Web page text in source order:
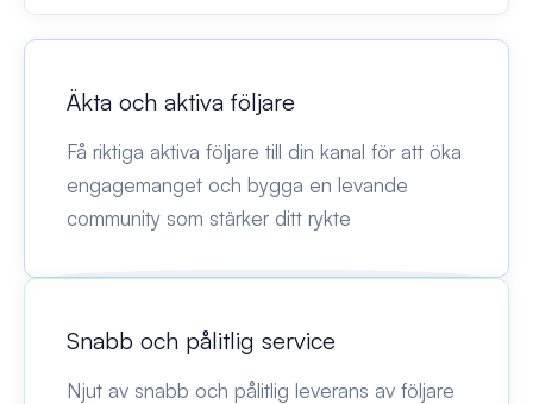
Äkta och aktiva följare
Få riktiga aktiva följare till din kanal för att öka
engagemanget och bygga en levande
community som stärker ditt rykte
Snabb och pålitlig service
Njut av snabb och pålitlig leverans av följare